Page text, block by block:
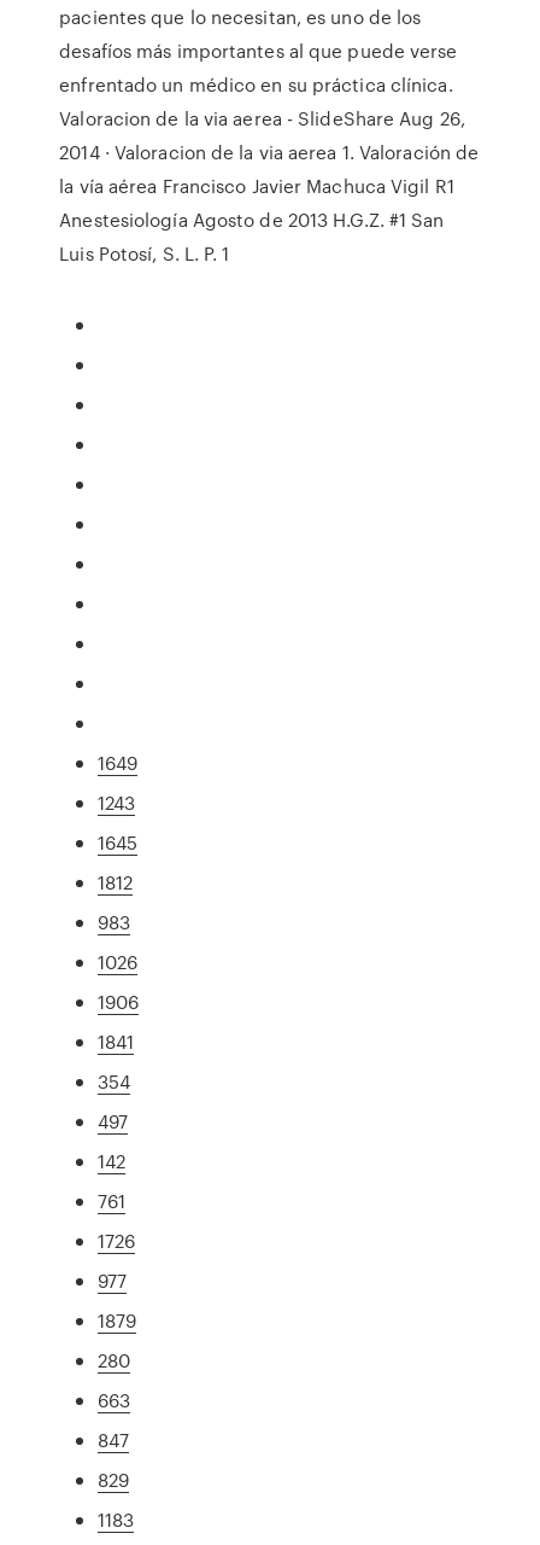
pacientes que lo necesitan, es uno de los
desafíos más importantes al que puede verse
enfrentado un médico en su práctica clínica.
Valoracion de la via aerea - SlideShare Aug 26,
2014 · Valoracion de la via aerea 1. Valoración de
la vía aérea Francisco Javier Machuca Vigil R1
Anestesiología Agosto de 2013 H.G.Z. #1 San
Luis Potosí, S. L. P. 1
1649
1243
1645
1812
983
1026
1906
1841
354
497
142
761
1726
977
1879
280
663
847
829
1183